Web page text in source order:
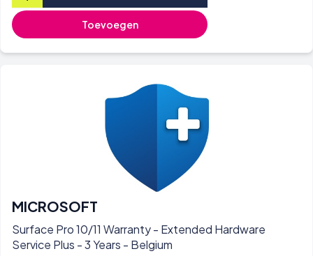
Toevoegen
MICROSOFT
Surface Pro 10/11 Warranty - Extended Hardware
Service Plus - 3 Years - Belgium